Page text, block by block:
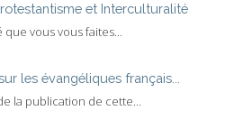
et Interculturalité
vous vous faites...
les évangéliques français...
la publication de cette...